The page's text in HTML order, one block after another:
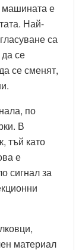
машината е
Най-
са
се
се сменят,
по
В
тъй като
е
сигнал за
материал